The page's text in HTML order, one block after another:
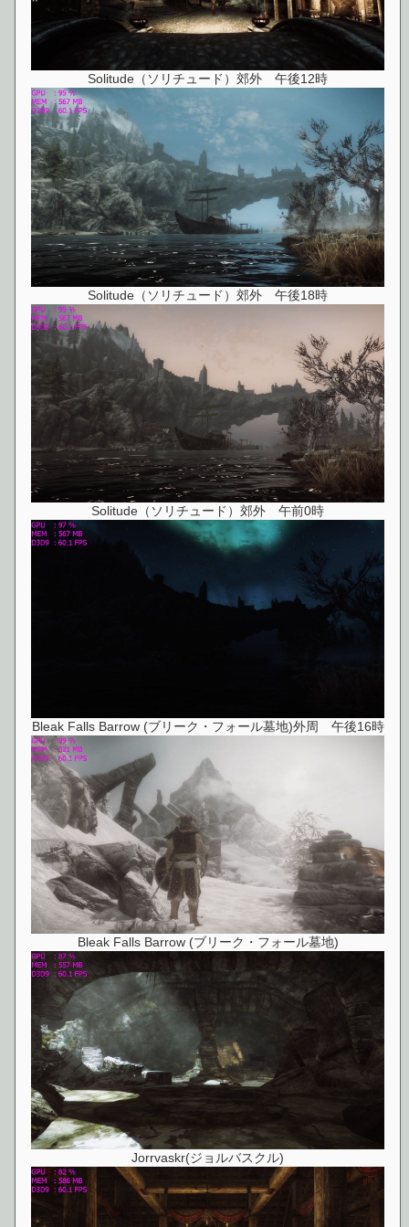
Solitude（ソリチュード）郊外 午後12時
Solitude（ソリチュード）郊外 午後18時
Solitude（ソリチュード）郊外 午前0時
Bleak Falls Barrow (ブリーク・フォール墓地)外周 午後16時
Bleak Falls Barrow (ブリーク・フォール墓地)
Jorrvaskr(ジョルバスクル)